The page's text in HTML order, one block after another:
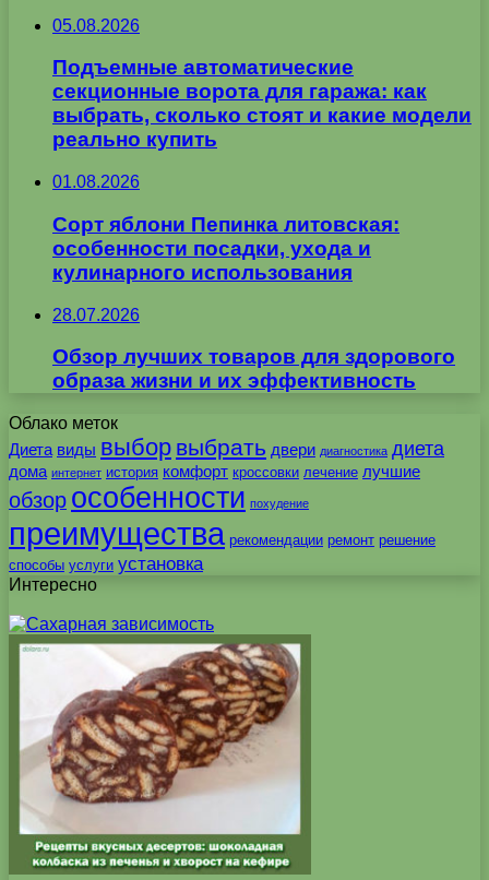
05.08.2026
Подъемные автоматические
секционные ворота для гаража: как
выбрать, сколько стоят и какие модели
реально купить
01.08.2026
Сорт яблони Пепинка литовская:
особенности посадки, ухода и
кулинарного использования
28.07.2026
Обзор лучших товаров для здорового
образа жизни и их эффективность
Облако меток
Диета виды выбор выбрать двери диагностика диета
дома интернет история комфорт кроссовки лечение лучшие
обзор особенности похудение
преимущества рекомендации ремонт решение
способы услуги установка
Интересно